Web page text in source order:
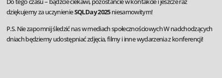
dziękujemy za uczynienieSQLDay 2025niesamowitym!
P.S. Nie zapomnij śledzić nas w mediach społecznościowych W nadchodzących
dniach będziemy udostępniać zdjęcia, filmy i inne wydarzenia z konferencji!